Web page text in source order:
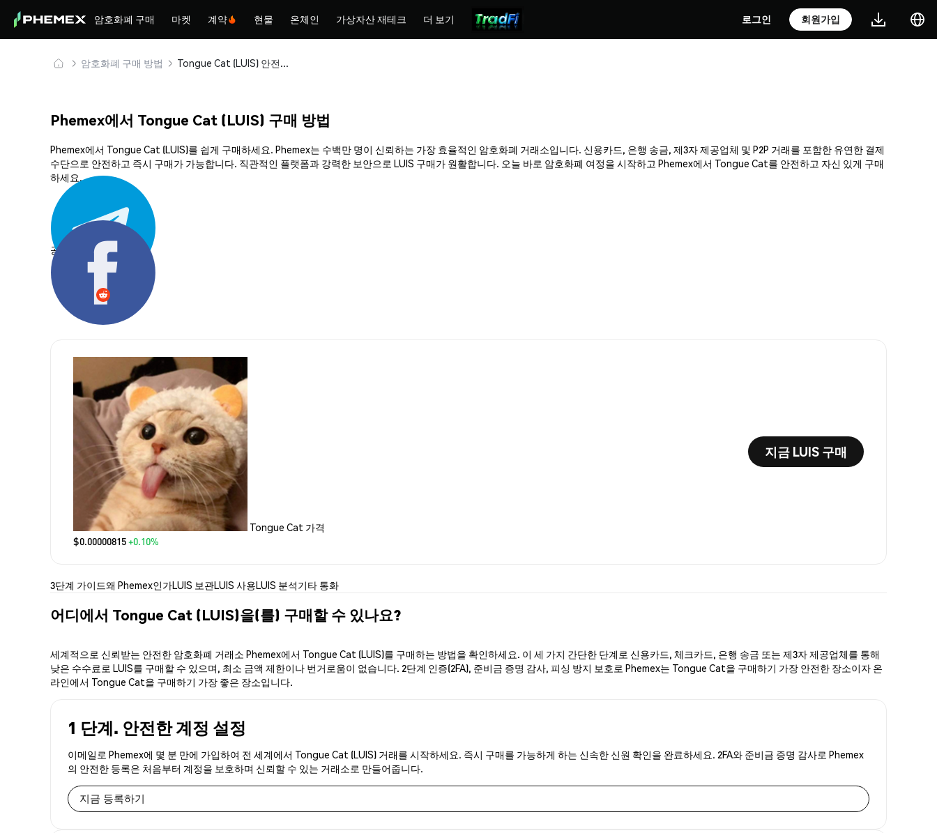
암호화폐 구매 마켓 계약 현물 온체인 가상자산 재테크 더 보기 로그인 회원가입
암호화폐 구매 방법 Tongue Cat (LUIS) 안전하게 구매 및 보관
Phemex에서 Tongue Cat (LUIS) 구매 방법
Phemex에서 Tongue Cat (LUIS)를 쉽게 구매하세요. Phemex는 수백만 명이 신뢰하는 가장 효율적인 암호화폐 거래소입니다. 신용카드, 은행 송금, 제3자 제공업체 및 P2P 거래를 포함한 유연한 결제
수단으로 안전하고 즉시 구매가 가능합니다. 직관적인 플랫폼과 강력한 보안으로 LUIS 구매가 원활합니다. 오늘 바로 암호화폐 여정을 시작하고 Phemex에서 Tongue Cat를 안전하고 자신 있게 구매
하세요.
공유하기:
Tongue Cat 가격
$0.00000815+0.10%
지금 LUIS 구매
3단계 가이드왜 Phemex인가LUIS 보관LUIS 사용LUIS 분석기타 통화
어디에서 Tongue Cat (LUIS)을(를) 구매할 수 있나요?
세계적으로 신뢰받는 안전한 암호화폐 거래소 Phemex에서 Tongue Cat (LUIS)를 구매하는 방법을 확인하세요. 이 세 가지 간단한 단계로 신용카드, 체크카드, 은행 송금 또는 제3자 제공업체를 통해
낮은 수수료로 LUIS를 구매할 수 있으며, 최소 금액 제한이나 번거로움이 없습니다. 2단계 인증(2FA), 준비금 증명 감사, 피싱 방지 보호로 Phemex는 Tongue Cat을 구매하기 가장 안전한 장소이자 온
라인에서 Tongue Cat을 구매하기 가장 좋은 장소입니다.
1 단계. 안전한 계정 설정
이메일로 Phemex에 몇 분 만에 가입하여 전 세계에서 Tongue Cat (LUIS) 거래를 시작하세요. 즉시 구매를 가능하게 하는 신속한 신원 확인을 완료하세요. 2FA와 준비금 증명 감사로 Phemex
의 안전한 등록은 처음부터 계정을 보호하며 신뢰할 수 있는 거래소로 만들어줍니다.
지금 등록하기